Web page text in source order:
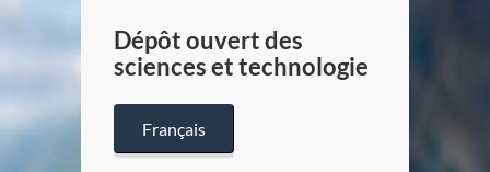
Dépôt ouvert des
sciences et technologie
Français